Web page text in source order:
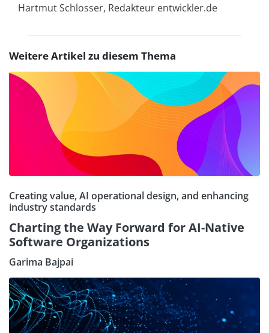
Hartmut Schlosser, Redakteur entwickler.de
Weitere Artikel zu diesem Thema
Creating value, AI operational design, and enhancing
industry standards
Charting the Way Forward for AI-Native
Software Organizations
Garima Bajpai